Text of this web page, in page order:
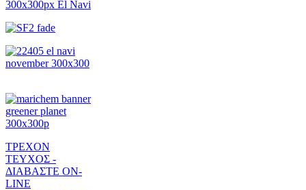
ΤΡΕΧΟΝ
ΤΕΥΧΟΣ -
ΔΙΑΒΑΣΤΕ ON-
LINE